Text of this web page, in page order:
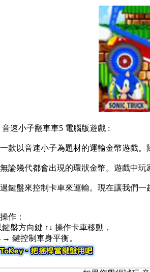
音速小子翻車車5 電腦版遊戲 :
款以音速小子為題材的運輸金幣遊戲
論幾代都會出現的環狀金幣。遊戲中
鍵盤來控制卡車來運輸。現在讓我們
作：
鍵盤方向鍵 ↑↓ 操作卡車移動，
鍵控制車身平衡。